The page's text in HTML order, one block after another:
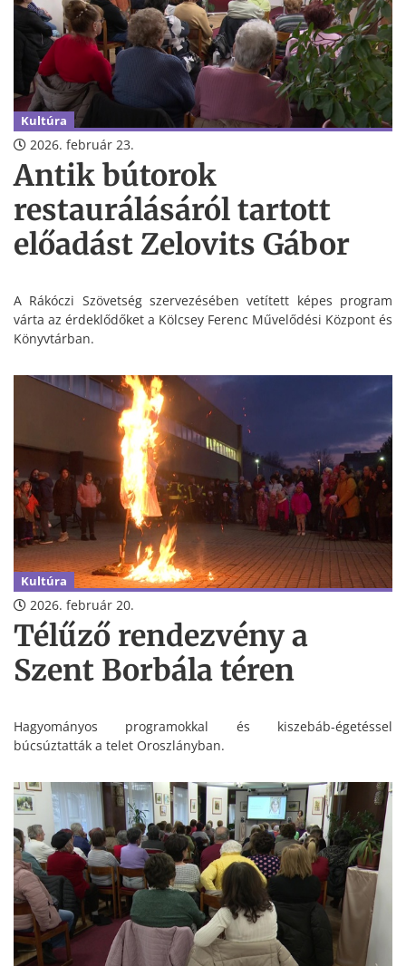
Kultúra
2026. február 23.
Antik bútorok
restaurálásáról tartott
előadást Zelovits Gábor
A Rákóczi Szövetség szervezésében vetített képes program
várta az érdeklődőket a Kölcsey Ferenc Művelődési Központ és
Könyvtárban.
Kultúra
2026. február 20.
Télűző rendezvény a
Szent Borbála téren
Hagyományos programokkal és kiszebáb-égetéssel
búcsúztatták a telet Oroszlányban.